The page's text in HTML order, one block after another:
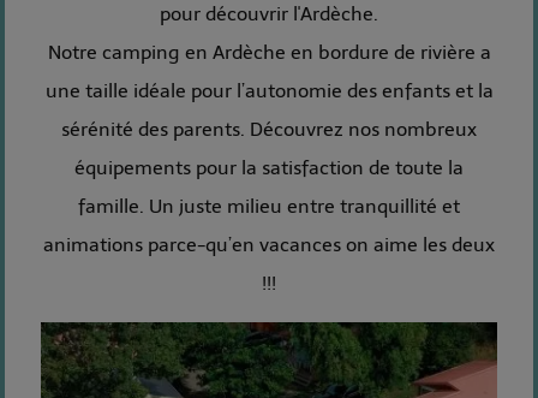
pour découvrir l'Ardèche.
Notre camping en Ardèche en bordure de rivière a
une taille idéale pour l’autonomie des enfants et la
sérénité des parents. Découvrez nos nombreux
équipements pour la satisfaction de toute la
famille. Un juste milieu entre tranquillité et
animations parce-qu’en vacances on aime les deux
!!!